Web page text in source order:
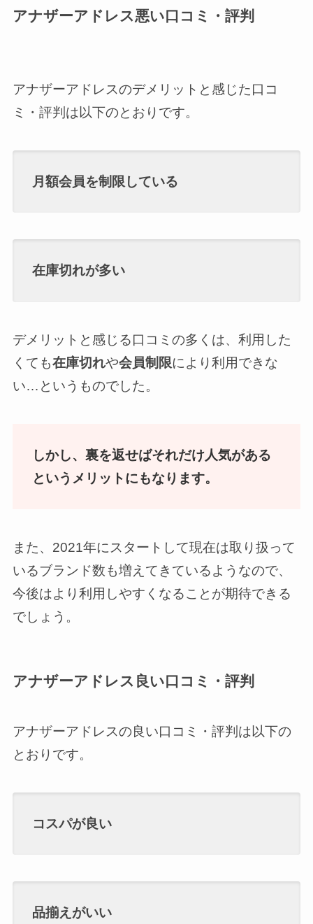
アナザーアドレス悪い口コミ・評判
アナザーアドレスのデメリットと感じた口コ
ミ・評判は以下のとおりです。
月額会員を制限している
在庫切れが多い
デメリットと感じる口コミの多くは、利用した
くても在庫切れや会員制限により利用できな
い…というものでした。
しかし、裏を返せばそれだけ人気がある
というメリットにもなります。
また、2021年にスタートして現在は取り扱って
いるブランド数も増えてきているようなので、
今後はより利用しやすくなることが期待できる
でしょう。
アナザーアドレス良い口コミ・評判
アナザーアドレスの良い口コミ・評判は以下の
とおりです。
コスパが良い
品揃えがいい